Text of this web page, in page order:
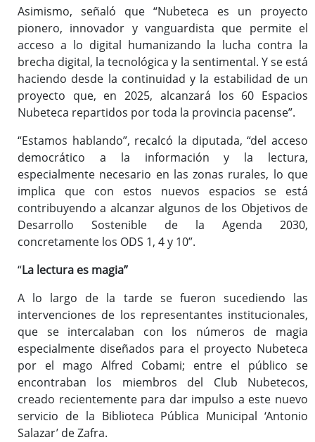
Enlaces de interés
Asimismo, señaló que “Nubeteca es un proyecto
pionero, innovador y vanguardista que permite el
acceso a lo digital humanizando la lucha contra la
brecha digital, la tecnológica y la sentimental. Y se está
haciendo desde la continuidad y la estabilidad de un
proyecto que, en 2025, alcanzará los 60 Espacios
Nubeteca repartidos por toda la provincia pacense”.
“Estamos hablando”, recalcó la diputada, “del acceso
democrático a la información y la lectura,
especialmente necesario en las zonas rurales, lo que
implica que con estos nuevos espacios se está
contribuyendo a alcanzar algunos de los Objetivos de
Desarrollo Sostenible de la Agenda 2030,
concretamente los ODS 1, 4 y 10”.
“La lectura es magia”
A lo largo de la tarde se fueron sucediendo las
intervenciones de los representantes institucionales,
que se intercalaban con los números de magia
especialmente diseñados para el proyecto Nubeteca
por el mago Alfred Cobami; entre el público se
encontraban los miembros del Club Nubetecos,
creado recientemente para dar impulso a este nuevo
servicio de la Biblioteca Pública Municipal ‘Antonio
Salazar’ de Zafra.